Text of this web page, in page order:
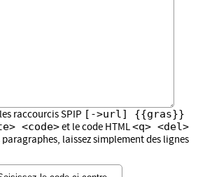
raccourcis SPIP [->url] {{gras}}
<code>et le code HTML<q> <del>
paragraphes, laissez simplement des lignes